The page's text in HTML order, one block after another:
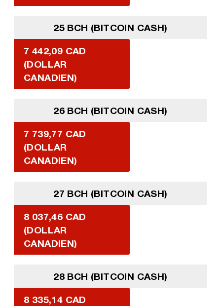
25 BCH (BITCOIN CASH)
7 442,09 CAD
(DOLLAR
CANADIEN)
26 BCH (BITCOIN CASH)
7 739,77 CAD
(DOLLAR
CANADIEN)
27 BCH (BITCOIN CASH)
8 037,46 CAD
(DOLLAR
CANADIEN)
28 BCH (BITCOIN CASH)
8 335,14 CAD